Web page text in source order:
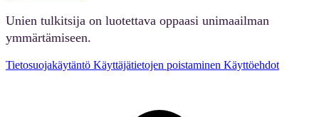
Unien tulkitsija on luotettava oppaasi unimaailman
ymmärtämiseen.
Tietosuojakäytäntö Käyttäjätietojen poistaminen Käyttöehdot